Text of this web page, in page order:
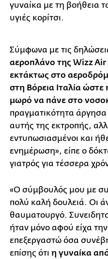
γυναίκα με τη βοήθεια
υγιές κορίτσι.
Σύμφωνα με τις
αεροπλάνο της Wizz
εκτάκτως στο
στη Βόρεια Ιταλία
μωρό να πάνε στο
πραγματικότητα
αυτής της εκτροπής,
εντυπωσιασμένοι και
ενημέρωση», είπε ο
γιατρός για τέσσερα
«Ο σύμβουλός μου με
πολύ καλή δουλειά. Οι
θαυματουργό.
ήταν μόνο αφού είχα
επεξεργαστώ όσα
επίσης ότι η γυναίκα